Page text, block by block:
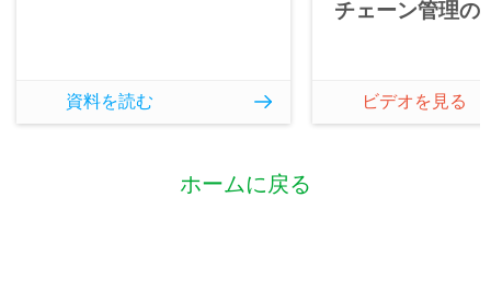
資料を読む
チェーン管理の
ビデオを見る
ホームに戻る